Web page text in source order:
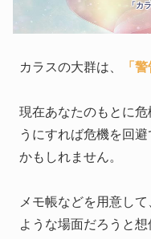
「カ
カラスの大群は、 「警
現在あなたのもとに
うにすれば危機を回
かもしれません。
メモ帳などを用意し
ような場面だろうと